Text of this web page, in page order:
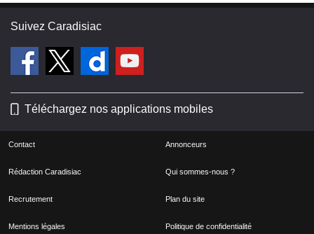
Suivez Caradisiac
Téléchargez nos applications mobiles
Contact Annonceurs
Rédaction Caradisiac Qui sommes-nous ?
Recrutement Plan du site
Mentions légales Politique de confidentialité